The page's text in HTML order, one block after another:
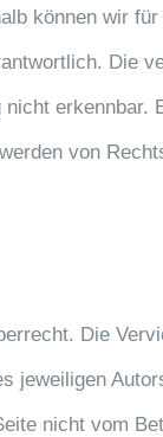
können wir
Die
erkennbar.
von
Die
jeweiligen
nicht vom